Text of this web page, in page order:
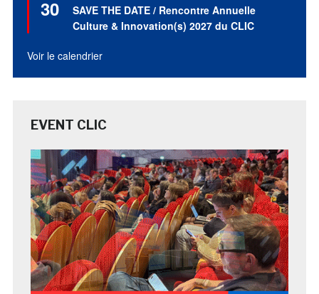
30
en
avant
SAVE THE DATE / Rencontre Annuelle
Culture & Innovation(s) 2027 du CLIC
Voir le calendrier
EVENT CLIC